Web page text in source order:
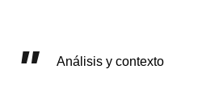
Análisis y contexto